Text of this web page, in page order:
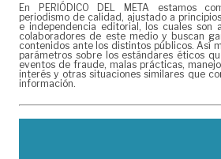
En PERIÓDICO DEL META estamos
periodismo de calidad, ajustado a
e independencia editorial, los cuales son
colaboradores de este medio y buscan
contenidos ante los distintos públicos. Así
parámetros sobre los estándares éticos
eventos de fraude, malas prácticas,
interés y otras situaciones similares que
información.